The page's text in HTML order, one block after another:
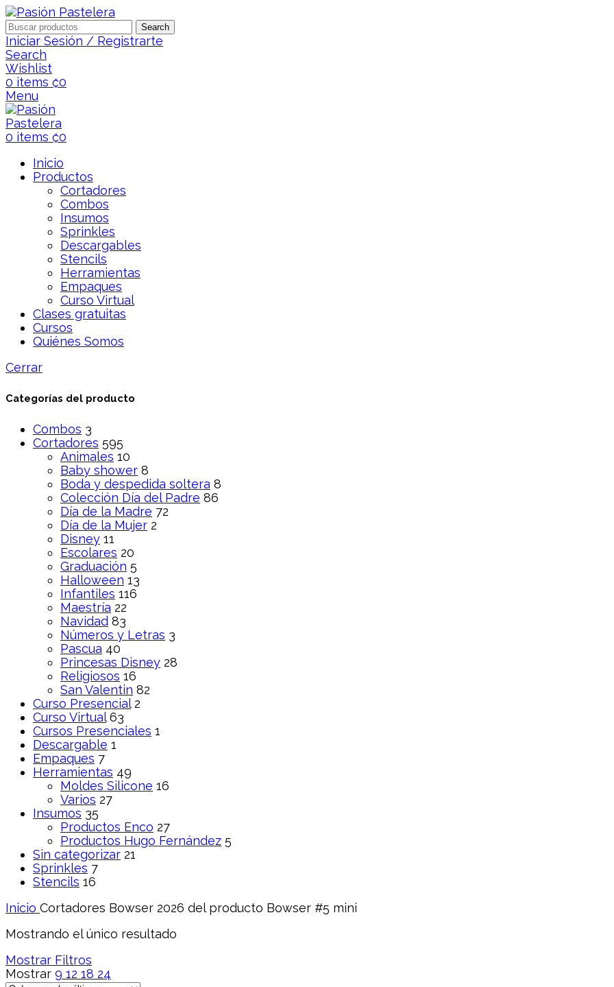
Search
Iniciar Sesión / Registrarte
Search
Wishlist
0 items ₡0
Menu
0 items ₡0
Inicio
Productos
Cortadores
Combos
Insumos
Sprinkles
Descargables
Stencils
Herramientas
Empaques
Curso Virtual
Clases gratuitas
Cursos
Quiénes Somos
Cerrar
Categorías del producto
Combos 3
Cortadores 595
Animales 10
Baby shower 8
Boda y despedida soltera 8
Colección Día del Padre 86
Día de la Madre 72
Día de la Mujer 2
Disney 11
Escolares 20
Graduación 5
Halloween 13
Infantiles 116
Maestría 22
Navidad 83
Números y Letras 3
Pascua 40
Princesas Disney 28
Religiosos 16
San Valentin 82
Curso Presencial 2
Curso Virtual 63
Cursos Presenciales 1
Descargable 1
Empaques 7
Herramientas 49
Moldes Silicone 16
Varios 27
Insumos 35
Productos Enco 27
Productos Hugo Fernández 5
Sin categorizar 21
Sprinkles 7
Stencils 16
Inicio Cortadores Bowser 2026 del producto Bowser #5 mini
Mostrando el único resultado
Mostrar Filtros
Mostrar 9 12 18 24